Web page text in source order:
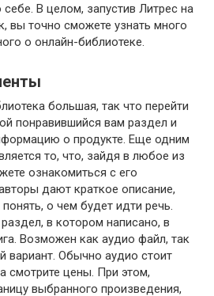
В целом, запустив Литрес на
вы точно сможете узнать много
о онлайн-библиотеке.
большая, так что перейти
понравившийся вам раздел и
о продукте. Еще одним
то, что, зайдя в любое из
ознакомиться с его
дают краткое описание,
о чем будет идти речь.
в котором написано, в
Возможен как аудио файл, так
вариант. Обычно аудио стоит
смотрите цены. При этом,
выбранного произведения,